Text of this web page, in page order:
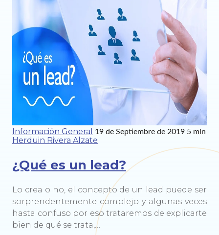
Información General 19 de Septiembre de 2019 5 min
Herduin Rivera Alzate
¿Qué es un lead?
Lo crea o no, el concepto de un lead puede ser
sorprendentemente complejo y algunas veces
hasta confuso por eso trataremos de explicarte
bien de qué se trata,…